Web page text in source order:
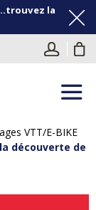
la
VTT/E-BIKE
découverte de